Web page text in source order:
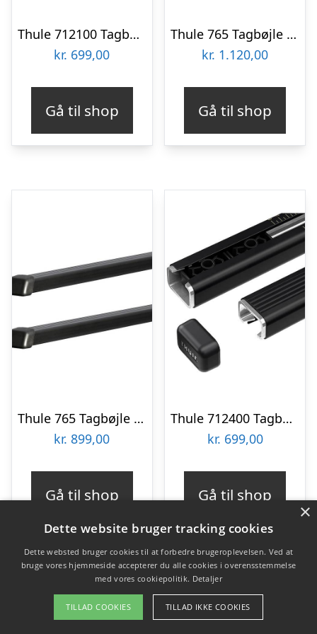
Thule 712100 Tagbøjle EVO 108 cm – 2 stk.
kr. 699,00
Gå til shop
Thule 765 Tagbøjle 220 cm – 2 stk.
kr. 1.120,00
Gå til shop
Thule 765 Tagbøjle 163 cm – 2 stk.
kr. 899,00
Gå til shop
Thule 712400 Tagbøjler Squarebar 135 – 2 stk.
kr. 699,00
Gå til shop
Indholdsfortegnelse skjul
×
Dette website bruger tracking cookies
Dette websted bruger cookies til at forbedre brugeroplevelsen. Ved at
bruge vores hjemmeside accepterer du alle cookies i overensstemmelse
med vores cookiepolitik. Detaljer
TILLAD COOKIES TILLAD IKKE COOKIES